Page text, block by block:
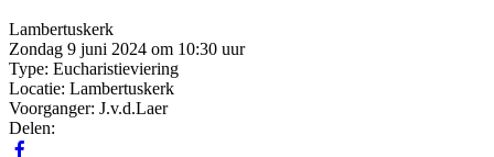
Lambertuskerk
Zondag 9 juni 2024 om 10:30 uur
Type: Eucharistieviering
Locatie: Lambertuskerk
Voorganger: J.v.d.Laer
Delen: